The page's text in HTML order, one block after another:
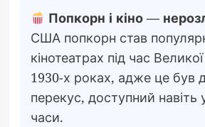
Попкорн і кіно —
США попкорн став
кінотеатрах під час
1930-х роках, адже це був
перекус, доступний навіть
часи.